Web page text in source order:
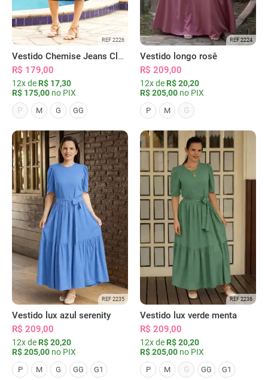
REF 2226
Vestido Chemise Jeans Clássica Serena
R$ 179,00
12x de R$ 17,30
R$ 175,00 no PIX
P
M G GG
REF 2224
Vestido longo rosê
R$ 209,00
12x de R$ 20,20
R$ 205,00 no PIX
P M G
REF 2235
Vestido lux azul serenity
R$ 209,00
12x de R$ 20,20
R$ 205,00 no PIX
P M G GG G1
REF 2236
Vestido lux verde menta
R$ 209,00
12x de R$ 20,20
R$ 205,00 no PIX
P M G GG G1